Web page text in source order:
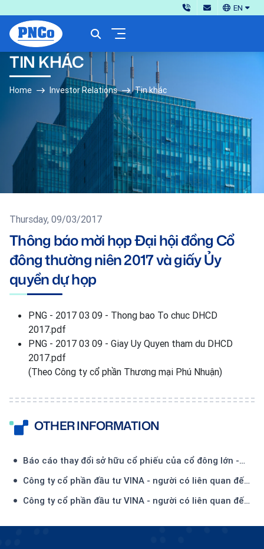
EN
TIN KHÁC
Home Investor Relations Tin khác
Thursday, 09/03/2017
Thông báo mời họp Đại hội đồng Cổ
đông thường niên 2017 và giấy Ủy
quyền dự họp
PNG - 2017 03 09 - Thong bao To chuc DHCD
2017.pdf
PNG - 2017 03 09 - Giay Uy Quyen tham du DHCD
2017.pdf
(Theo Công ty cổ phần Thương mại Phú Nhuận)
OTHER INFORMATION
Báo cáo thay đổi sở hữu cổ phiếu của cổ đông lớn -
Công ty TNHH Đầu tư và Thương mại Thiên Hải-(1)
Công ty cổ phần đầu tư VINA - người có liên quan đến
Ủy viên HĐQT - đăng ký mua 450.000 CP
Công ty cổ phần đầu tư VINA - người có liên quan đến